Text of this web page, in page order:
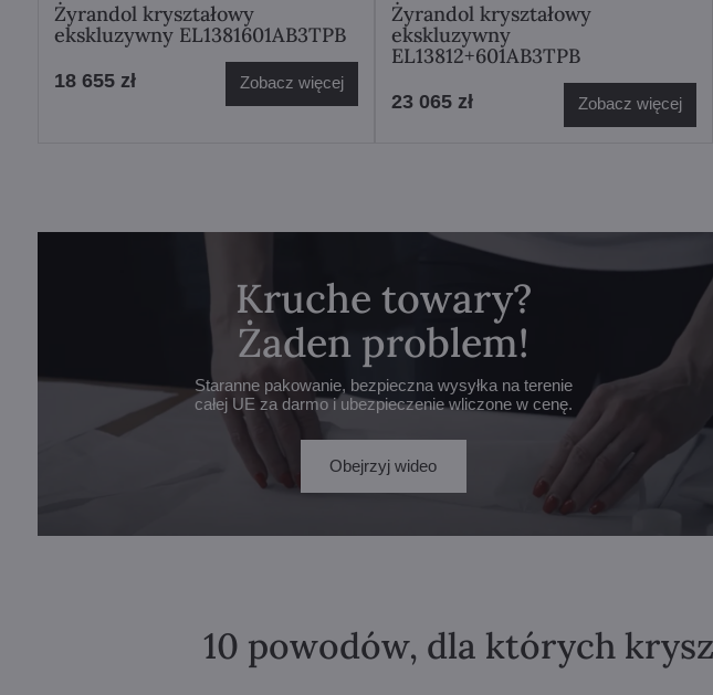
Żyrandol kryształowy
ekskluzywny EL1381601AB3TPB
18 655 zł Zobacz więcej
Żyrandol kryształowy
ekskluzywny
EL13812+601AB3TPB
23 065 zł Zobacz więcej
Kruche towary?
Żaden problem!
Staranne pakowanie, bezpieczna wysyłka na terenie
całej UE za darmo i ubezpieczenie wliczone w cenę.
Obejrzyj wideo
10 powodów, dla których